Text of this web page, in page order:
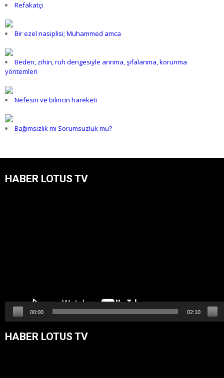
Refakatçi
Bir ezel nasiplisi; Muhammed amca
Beden, zihin, ruh dengesiyle arınma, şifalanma, korunma
yöntemleri
Nefesin ve bilincin hareketi
Bağımsızlık mı Sorumsuzluk mu?
HABER LOTUS TV
00:00 02:10
HABER LOTUS TV